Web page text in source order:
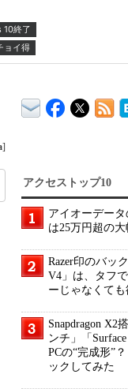
10終了
ョイ得
]
アクセストップ10
アイオーデー
は25万円超の
Razer印のバッ
V4」は、タフ
ーじゃなくて
Snapdragon X2
ンチ」「
PCの“完成形”
ックしてみた